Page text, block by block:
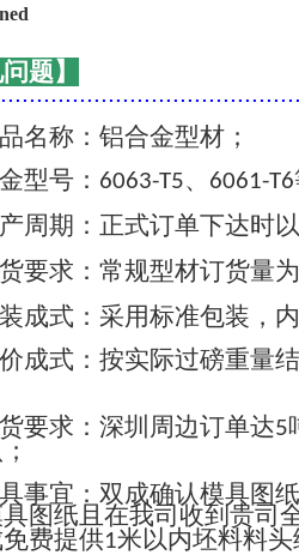
题】
名称：铝合金型材；
型号： 6063-T5、 6061-T6
周期：正式订单下达时以
要求：常规型材订货量为
成式：采用标准包装，
成式：按实际过磅重量
要求：深圳周边订单达5
事宜：双成确认模具图
图纸且在我司收到贵司
费提供1米以内坯料料头